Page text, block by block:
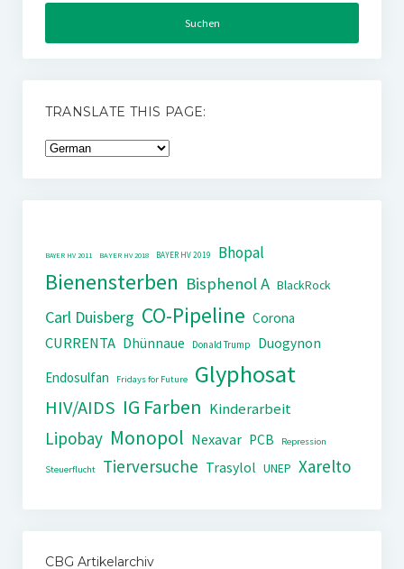
TRANSLATE THIS PAGE:
BAYER HV 2011 BAYER HV 2018 BAYER HV 2019 Bhopal
Bienensterben Bisphenol A BlackRock
Carl Duisberg CO-Pipeline Corona
CURRENTA Dhünnaue Donald Trump
Duogynon
Endosulfan
Fridays for Future Glyphosat
HIV/AIDS IG Farben Kinderarbeit
Lipobay Monopol Nexavar PCB Repression
Steuerflucht Tierversuche Trasylol UNEP Xarelto
CBG Artikelarchiv